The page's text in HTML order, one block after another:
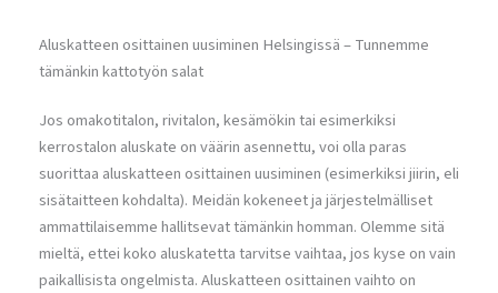
Aluskatteen osittainen uusiminen Helsingissä – Tunnemme
tämänkin kattotyön salat
Jos omakotitalon, rivitalon, kesämökin tai esimerkiksi
kerrostalon aluskate on väärin asennettu, voi olla paras
suorittaa aluskatteen osittainen uusiminen (esimerkiksi jiirin, eli
sisätaitteen kohdalta). Meidän kokeneet ja järjestelmälliset
ammattilaisemme hallitsevat tämänkin homman. Olemme sitä
mieltä, ettei koko aluskatetta tarvitse vaihtaa, jos kyse on vain
paikallisista ongelmista. Aluskatteen osittainen vaihto on